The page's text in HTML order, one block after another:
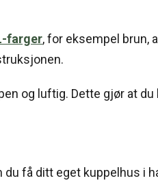
farger, for eksempel brun,
og luftig. Dette gjør at du
få ditt eget kuppelhus i